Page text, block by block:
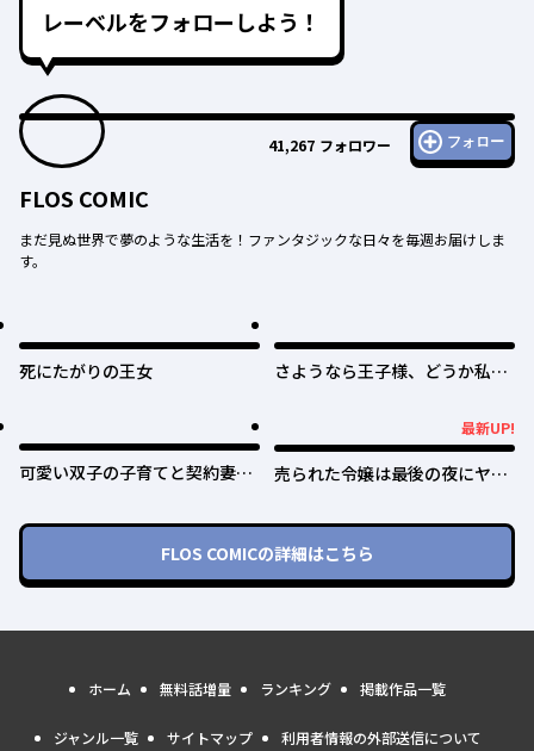
レーベルをフォローしよう！
41,267 フォロワー フォロー
FLOS COMIC
まだ見ぬ世界で夢のような生活を！ファンタジックな日々を毎週お届けしま
す。
死にたがりの王女
さようなら王子様、どうか私の
可愛い双子の子育てと契約妻は
最新UP!
売られた令嬢は最後の夜にヤリ
ていると、迎えに来たのは激重
王子様でした〜
FLOS COMICの詳細はこちら
ホーム 無料話増量 ランキング 掲載作品一覧
ジャンル一覧 サイトマップ 利用者情報の外部送信について